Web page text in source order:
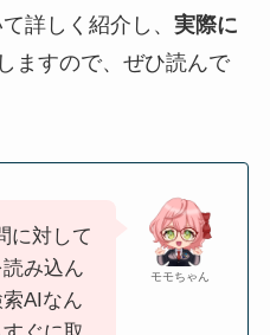
詳しく紹介し、 実際に
ますので、ぜひ読んで
モモちゃん
に対して
み込ん
AIなん